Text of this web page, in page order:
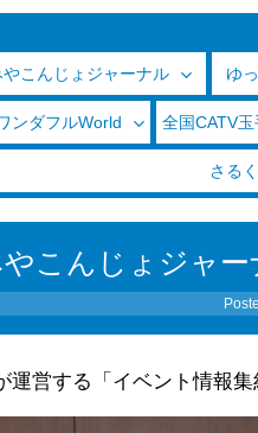
やこんじょジャーナル ゆ
ンダフルWorld 全国CATV
さる
こんじょジャ
運営する「イベント情報